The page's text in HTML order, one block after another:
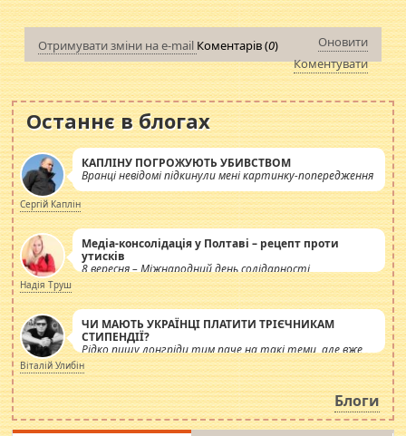
Отримувати зміни на e-mail Коментарів (0)
Оновити
Коментувати
Останнє в блогах
КАПЛІНУ ПОГРОЖУЮТЬ УБИВСТВОМ
Вранці невідомі підкинули мені картинку-попередження
Сергій Каплін
Медіа-консолідація у Полтаві – рецепт проти
утисків
8 вересня – Міжнародний день солідарності
журналістів.
Надія Труш
ЧИ МАЮТЬ УКРАЇНЦІ ПЛАТИТИ ТРІЄЧНИКАМ
СТИПЕНДІЇ?
Рідко пишу лонгріди тим паче на такі теми, але вже
просто дістало! Обурюють сьогоднішні інсенуації
навколо стипендіального питання. Штучно
роздувається ще одна соціальна катастрофа.
Віталій Улибін
Блоги